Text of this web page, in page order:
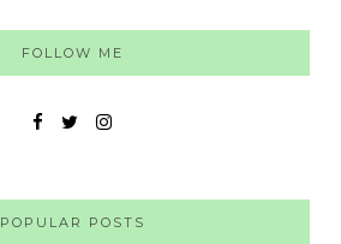
FOLLOW ME
POPULAR POSTS